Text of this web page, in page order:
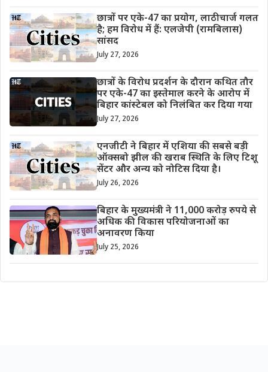
छात्रों पर एके-47 का प्रयोग, लाठीचार्ज गलत
है; हम विरोध में हैं: एलजेपी (रामबिलास)
सांसद
July 27, 2026
छात्रों के विरोध प्रदर्शन के दौरान कथित तौर
पर एके-47 का इस्तेमाल करने के आरोप में
बिहार कांस्टेबल को निलंबित कर दिया गया
July 27, 2026
एनजीटी ने बिहार में एशिया की सबसे बड़ी
ऑक्सबो झील की खराब स्थिति के लिए टिशू
सेंटर और अन्य को नोटिस दिया है।
July 26, 2026
बिहार के मुख्यमंत्री ने 11,000 करोड़ रुपये से
अधिक की विकास परियोजनाओं का
अनावरण किया
July 25, 2026